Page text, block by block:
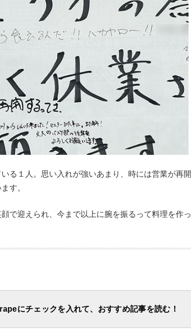
る１人。思い入れが強いあまり、時には営業が再開
す。
で迎えられ、今まで以上に腕を振るって料理を作っ
にチェックを入れて、おすすめ記事を読む！